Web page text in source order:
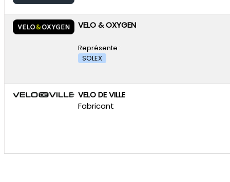
VELO & OXYGEN
Représente :
SOLEX
VELO DE VILLE
Fabricant